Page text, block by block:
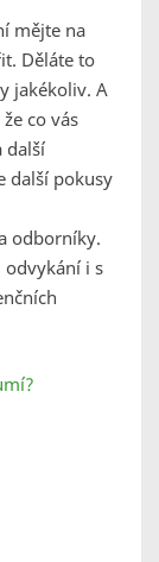
mějte na
Děláte to
jakékoliv. A
co vás
další
další pokusy
odborníky.
i s